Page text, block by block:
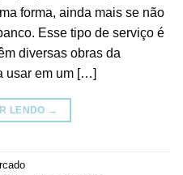
forma, ainda mais se não
Esse tipo de serviço é
diversas obras da
usar em um […]
LENDO →